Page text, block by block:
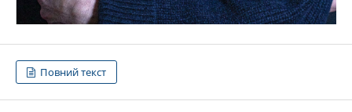
Повний текст